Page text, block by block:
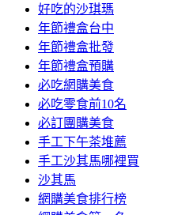
好吃的沙琪瑪
年節禮盒台中
年節禮盒批發
年節禮盒預購
必吃網購美食
必吃零食前10名
必訂團購美食
手工下午茶堆薦
手工沙其馬哪裡買
沙其馬
網購美食排行榜